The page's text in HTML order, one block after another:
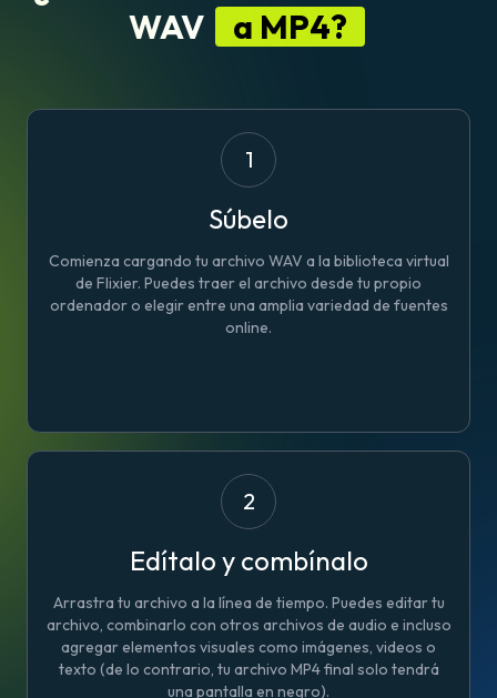
WAV
a MP4?
1
Súbelo
Comienza cargando tu archivo WAV a la biblioteca virtual
de Flixier. Puedes traer el archivo desde tu propio
ordenador o elegir entre una amplia variedad de fuentes
online.
2
Edítalo y combínalo
Arrastra tu archivo a la línea de tiempo. Puedes editar tu
archivo, combinarlo con otros archivos de audio e incluso
agregar elementos visuales como imágenes, videos o
texto (de lo contrario, tu archivo MP4 final solo tendrá
una pantalla en negro).